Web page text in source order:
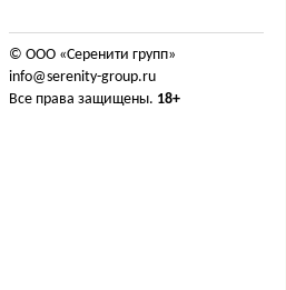
© ООО «Серенити групп»
info@serenity-group.ru
Все права защищены. 18+